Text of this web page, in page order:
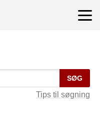
SØG
Tips til søgning